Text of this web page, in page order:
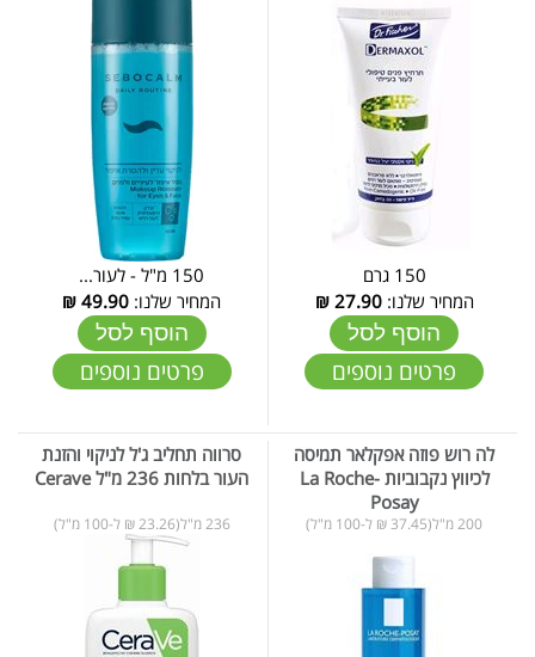
150 גרם
המחיר שלנו:27.90
₪
הוסף לסל
פרטים נוספים
150 מ"ל - לעור...
המחיר שלנו: 49.90
₪
הוסף לסל
פרטים נוספים
לה רוש פוזה אפקלאר תמיסה
לכיווץ נקבוביות La Roche-
Posay
200 מ"ל(37.45 ₪ ל-100 מ"ל)
סרווה תחליב ג'ל לניקוי והזנת
העור בלחות 236 מ"ל Cerave
236 מ"ל(23.26 ₪ ל-100 מ"ל)